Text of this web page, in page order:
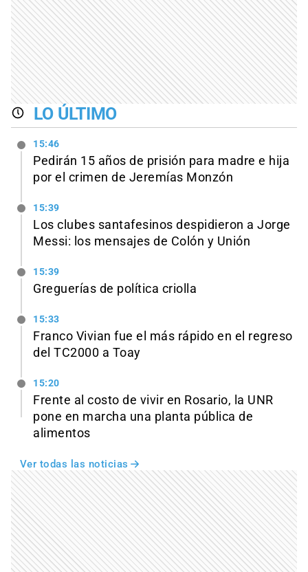
LO ÚLTIMO
15:46
Pedirán 15 años de prisión para madre e hija
por el crimen de Jeremías Monzón
15:39
Los clubes santafesinos despidieron a Jorge
Messi: los mensajes de Colón y Unión
15:39
Greguerías de política criolla
15:33
Franco Vivian fue el más rápido en el regreso
del TC2000 a Toay
15:20
Frente al costo de vivir en Rosario, la UNR
pone en marcha una planta pública de
alimentos
Ver todas las noticias